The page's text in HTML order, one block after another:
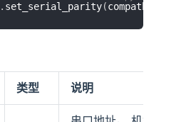
. set_serial_parity(compath
类型 说明